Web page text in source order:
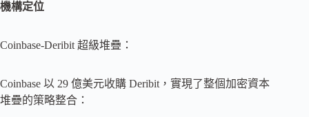
機構定位
Coinbase-Deribit 超級堆疊：
Coinbase 以 29 億美元收購 Deribit，實現了整個加密資本
堆疊的策略整合：